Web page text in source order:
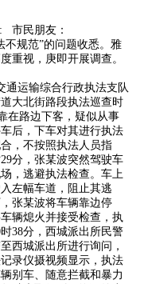
: 市民朋友：
规范”的问题收悉。雅
重视，庚即开展调查。
运输综合行政执法支队
大北街路段执法巡查时
在路边下客，疑似从事
后，下车对其进行执法
，不按照执法人员指
分，张某波突然驾驶车
，逃避执法检查。车上
左幅车道，阻止其逃
张某波将车辆靠边停
辆熄火并接受检查，执
38分，西城派出所民警
西城派出所进行询问，
录仪摄视频显示，执法
别车、随意拦截和暴力